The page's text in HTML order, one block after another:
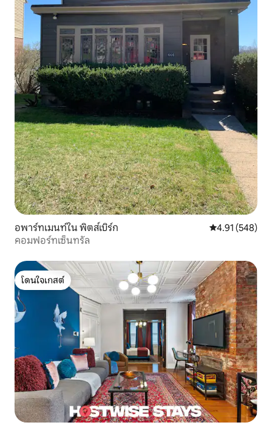
อพาร์ทเมนท์ใน พิตส์เบิร์ก คะแนนเฉลี่ย
4.91 (548)
คอมฟอร์ทเซ็นทรัล
โดนใจเกสต์
โดนใจเกสต์